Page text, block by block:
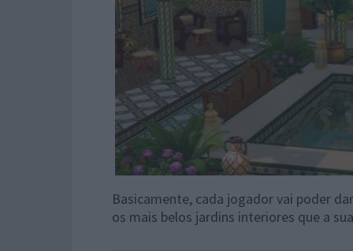
Basicamente, cada jogador vai poder
os mais belos jardins interiores que a